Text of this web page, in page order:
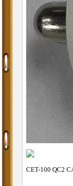
CET-100 QC2